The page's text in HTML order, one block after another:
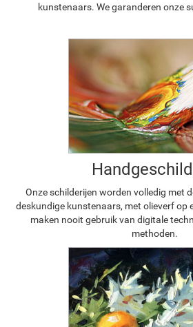
kunstenaars. We garanderen onze
Onze schilderijen worden volledig met
deskundige kunstenaars, met olieverf op
maken nooit gebruik van digitale
methoden.